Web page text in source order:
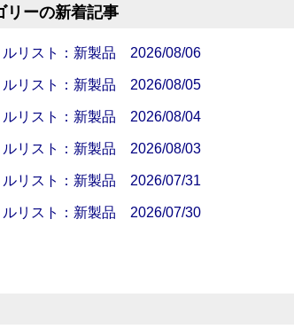
リーの新着記事
ルリスト：新製品 2026/08/06
ルリスト：新製品 2026/08/05
ルリスト：新製品 2026/08/04
ルリスト：新製品 2026/08/03
ルリスト：新製品 2026/07/31
ルリスト：新製品 2026/07/30